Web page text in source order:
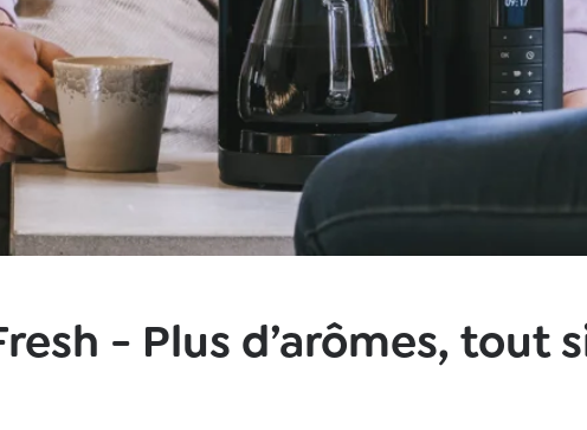
- Plus d’arômes, tout